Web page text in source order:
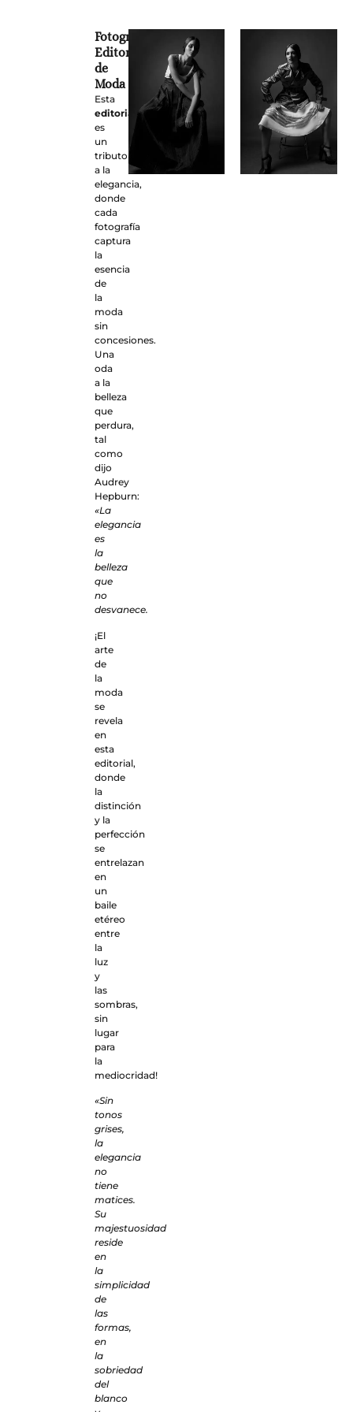
Fotografía
Editorial
de
Moda
Esta
editorial
es
un
tributo
a la
elegancia,
donde
cada
fotografía
captura
la
esencia
de
la
moda
sin
concesiones.
Una
oda
a la
belleza
que
perdura,
tal
como
dijo
Audrey
Hepburn:
«La
elegancia
es
la
belleza
que
no
desvanece.
¡El
arte
de
la
moda
se
revela
en
esta
editorial,
donde
la
distinción
y la
perfección
se
entrelazan
en
un
baile
etéreo
entre
la
luz
y
las
sombras,
sin
lugar
para
la
mediocridad!
«Sin
tonos
grises,
la
elegancia
no
tiene
matices.
Su
majestuosidad
reside
en
la
simplicidad
de
las
formas,
en
la
sobriedad
del
blanco